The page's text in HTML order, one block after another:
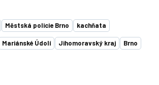
Městská policie Brno kachňata
Mariánské Údolí Jihomoravský kraj Brno